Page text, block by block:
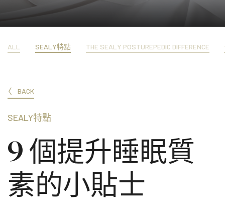
ALL SEALY特點 THE SEALY POSTUREPEDIC DIFFERENCE
BACK
SEALY特點
9 個提升睡眠質
素的小貼士